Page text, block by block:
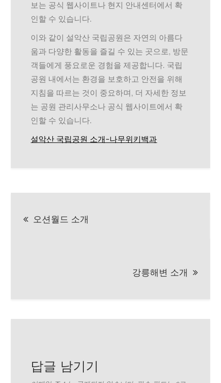
보는 공식 웹사이트나 현지 안내센터에서 확
인할 수 있습니다.
이와 같이 설악산 국립공원은 자연의 아름다
움과 다양한 활동을 즐길 수 있는 곳으로, 방문
객들에게 풍요로운 경험을 제공합니다. 국립
공원 내에서는 환경을 보호하고 안전을 위해
지침을 따르는 것이 중요하며, 더 자세한 정보
는 공원 관리사무소나 공식 웹사이트에서 확
인할 수 있습니다.
설악산 국립공원 소개-나무위키백과
오션월드 소개
강릉해변 소개
답글 남기기